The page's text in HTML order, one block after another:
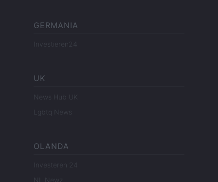
GERMANIA
Investieren24
UK
News Hub UK
Lgbtq News
OLANDA
Investeren 24
NL Newz